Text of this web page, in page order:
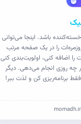
باشد. اینجا می‌توانی
را در یک صفحه مرتب
اضافه کنی، اولویت‌بندی کنی
چه روزی انجام می‌دهی. دیگر
برنامه‌ریزی کن و لذت ببر!